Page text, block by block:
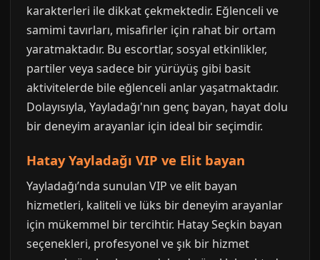
karakterleri ile dikkat çekmektedir. Eğlenceli ve
samimi tavırları, misafirler için rahat bir ortam
yaratmaktadır. Bu escortlar, sosyal etkinlikler,
partiler veya sadece bir yürüyüş gibi basit
aktivitelerde bile eğlenceli anlar yaşatmaktadır.
Dolayısıyla, Yayladağı'nın genç bayan, hayat dolu
bir deneyim arayanlar için ideal bir seçimdir.
Hatay Yayladağı VIP ve Elit bayan
Yayladağı’nda sunulan VIP ve elit bayan
hizmetleri, kaliteli ve lüks bir deneyim arayanlar
için mükemmel bir tercihtir. Hatay Seçkin bayan
seçenekleri, profesyonel ve şık bir hizmet